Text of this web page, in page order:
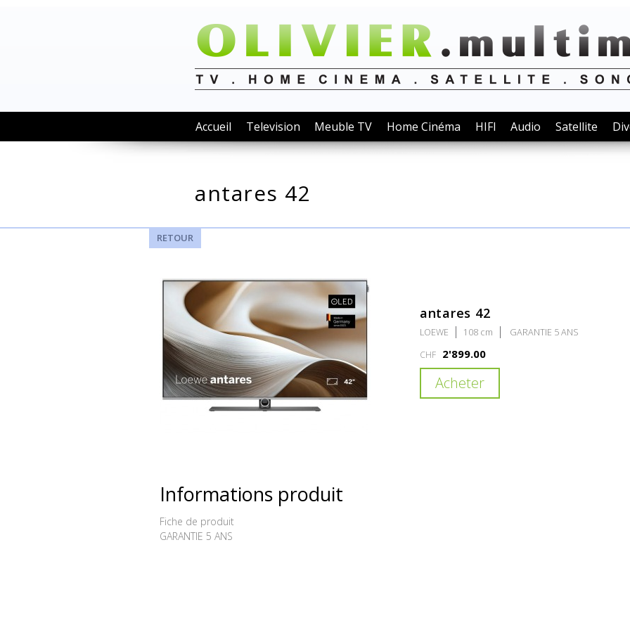
Accueil Television Meuble TV Home Cinéma HIFI Audio Satellite
antares 42
RETOUR
antares 42
LOEWE 108 cm
GARANTIE 5 ANS
CHF 2'899.00
Acheter
new
Informations produit
Fiche de produit
GARANTIE 5 ANS